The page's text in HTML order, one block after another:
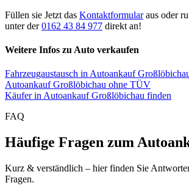
Füllen sie Jetzt das Kontaktformularaus oder
unter der0162 43 84 977 direkt an!
Weitere Infos zu Auto verkaufen
Fahrzeugaustausch in Autoankauf
Autoankauf Großlöbichau ohne TÜV
Käufer in Autoankauf Großlöbichau finden
FAQ
Häufige Fragen zum
Kurz & verständlich – hier finden Sie
Fragen.